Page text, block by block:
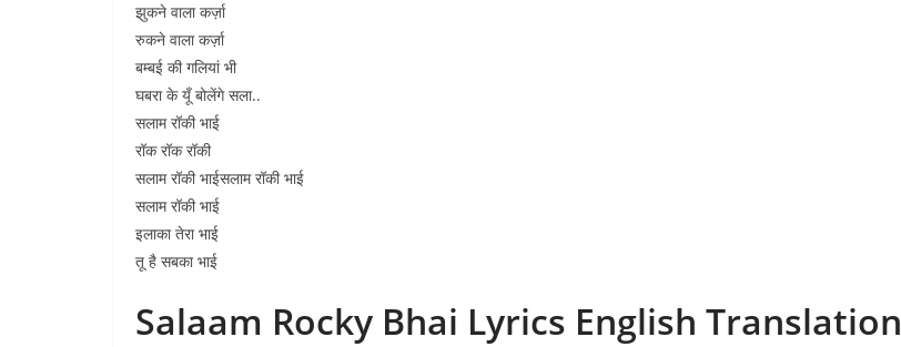
झुकने वाला कर्ज़ा
रुकने वाला कर्ज़ा
बम्बई की गलियां भी
घबरा के यूँ बोलेंगे सला..
सलाम रॉकी भाई
रॉक रॉक रॉकी
सलाम रॉकी भाईसलाम रॉकी भाई
सलाम रॉकी भाई
इलाका तेरा भाई
तू है सबका भाई
Salaam Rocky Bhai Lyrics English Translation